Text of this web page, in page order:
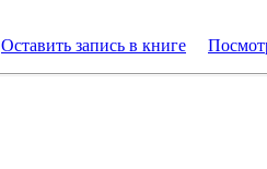
Оставить запись в книге